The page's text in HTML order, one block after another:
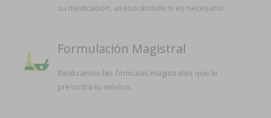
su medicación, asesorándole si es necesario.
Formulación Magistral
Realizamos las fórmulas magistrales que le
prescriba tu médico.